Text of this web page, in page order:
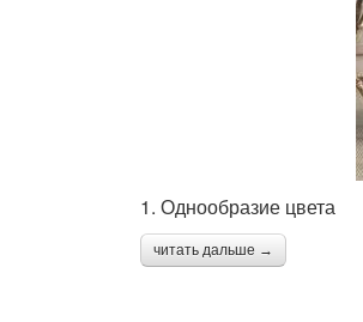
1. Однообразие цвета
читать дальше →